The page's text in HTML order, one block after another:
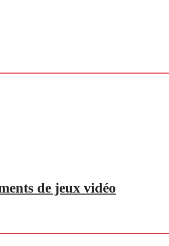
de jeux vidéo